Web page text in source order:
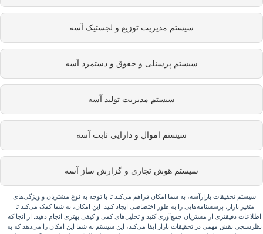
سیستم مدیریت توزیع و لجستیک آسه
سیستم پرسنلی و حقوق و دستمزد آسه
سیستم مدیریت تولید آسه
سیستم اموال و دارایی ثابت آسه
سیستم هوش تجاری و گزارش ساز آسه
سیستم تحقیقات بازارآسه، به شما امکان فراهم می‌کند تا با توجه به نوع مشتریان و ویژگی‌های
متغیر بازار، پرسشنامه‌هایی را به طور اختصاصی ایجاد کنید. این امکان، به شما کمک می‌کند تا
دقیقتری از مشتریان جمع‌آوری کنید و تحلیل‌های کمی و کیفی بهتری انجام دهید. از آنجا که
نقش مهمی در تحقیقات بازار ایفا می‌کند، این سیستم به شما این امکان را می‌دهد که به